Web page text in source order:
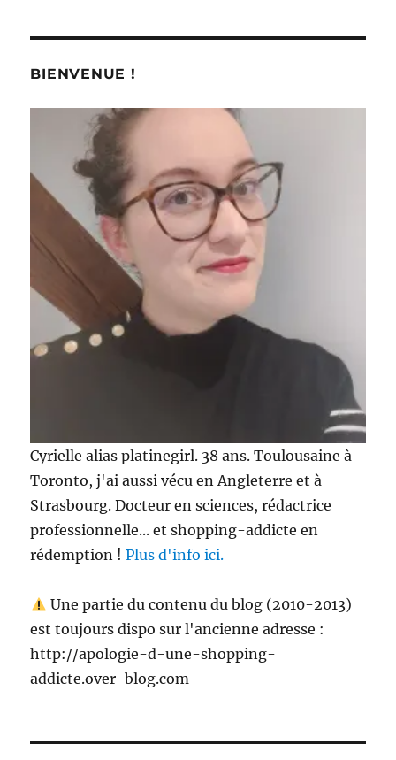
BIENVENUE !
Cyrielle alias platinegirl. 38 ans. Toulousaine à
Toronto, j'ai aussi vécu en Angleterre et à
Strasbourg. Docteur en sciences, rédactrice
professionnelle... et shopping-addicte en
rédemption !Plus d'info ici.
Une partie du contenu du blog (2010-2013)
est toujours dispo sur l'ancienne adresse :
http://apologie-d-une-shopping-
addicte.over-blog.com